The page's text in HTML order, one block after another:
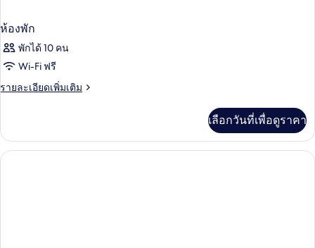
ห้องพัก
พักได้ 10 คน
Wi-Fi ฟรี
รายละเอียดเพิ่มเติม
ราย
เกี่ยว
กับ
ห้อง
เลือกวันที่เพื่อดูราคา